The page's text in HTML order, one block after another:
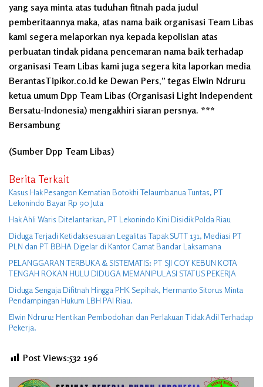
yang saya minta atas tuduhan fitnah pada judul
pemberitaannya maka, atas nama baik organisasi Team Libas
kami segera melaporkan nya kepada kepolisian atas
perbuatan tindak pidana pencemaran nama baik terhadap
organisasi Team Libas kami juga segera kita laporkan media
BerantasTipikor.co.id ke Dewan Pers,” tegas Elwin Ndruru
ketua umum Dpp Team Libas (Organisasi Light Independent
Bersatu-Indonesia) mengakhiri siaran persnya. ***
Bersambung
(Sumber Dpp Team Libas)
Berita Terkait
Kasus Hak Pesangon Kematian Botokhi Telaumbanua Tuntas, PT
Lekonindo Bayar Rp 90 Juta
Hak Ahli Waris Ditelantarkan, PT Lekonindo Kini Disidik Polda Riau
Diduga Terjadi Ketidaksesuaian Legalitas Tapak SUTT 131, Mediasi PT
PLN dan PT BBHA Digelar di Kantor Camat Bandar Laksamana
PELANGGARAN TERBUKA & SISTEMATIS: PT SJI COY KEBUN KOTA
TENGAH ROKAN HULU DIDUGA MEMANIPULASI STATUS PEKERJA
Diduga Sengaja Difitnah Hingga PHK Sepihak, Hermanto Sitorus Minta
Pendampingan Hukum LBH PAI Riau.
Elwin Ndruru: Hentikan Pembodohan dan Perlakuan Tidak Adil Terhadap
Pekerja.
Post Views:532 196